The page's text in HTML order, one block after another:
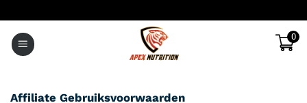
inhoud
0
Affiliate Gebruiksvoorwaarden